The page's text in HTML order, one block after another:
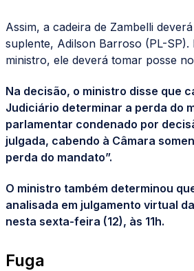
Assim, a cadeira de Zambelli
suplente, Adilson Barroso (PL-SP).
ministro, ele deverá tomar posse
Na decisão, o ministro disse que
Judiciário determinar a perda do
parlamentar condenado por
julgada, cabendo à Câmara
perda do mandato”.
O ministro também determinou
analisada em julgamento virtual
nesta sexta-feira (12), às 11h.
Fuga